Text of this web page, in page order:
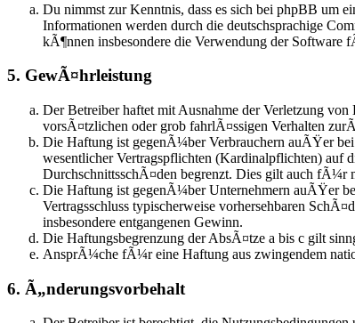
Du nimmst zur Kenntnis, dass es sich bei phpBB um
Informationen werden durch die deutschsprachige
kÃ¶nnen insbesondere die Verwendung der Software
5. GewÃ¤hrleistung
Der Betreiber haftet mit Ausnahme der Verletzung
vorsÃ¤tzlichen oder grob fahrlÃ¤ssigen Verhalten
Die Haftung ist gegenÃ¼ber Verbrauchern auÃŸer
wesentlicher Vertragspflichten (Kardinalpflichten) auf
DurchschnittsschÃ¤den begrenzt. Dies gilt auch fÃ¼r
Die Haftung ist gegenÃ¼ber Unternehmern auÃŸer
Vertragsschluss typischerweise vorhersehbaren
insbesondere entgangenen Gewinn.
Die Haftungsbegrenzung der AbsÃ¤tze a bis c gilt
AnsprÃ¼che fÃ¼r eine Haftung aus zwingendem
6. Ã„nderungsvorbehalt